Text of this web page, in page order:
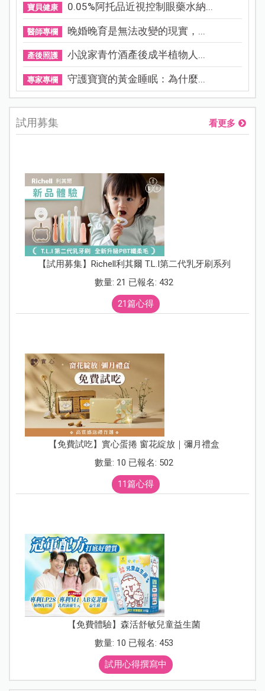
寶貝健康 0.05%阿托品近視控制眼藥水納...
醫師專欄 晚婚晚育是無法改變的現實，...
產後照護 小說家青竹酒產後成半植物人...
專家專欄 守護寶寶的黃金睡眠：為什麼...
試用募集 看更多
【試用募集】Richell利其爾 T.L.I第二代乳牙刷系列
數量: 21 已報名: 432
21篇心得
【免費試吃】實心蛋捲 窗花綻放｜彌月禮盒
數量: 10 已報名: 502
11篇心得
【免費體驗】森活舒敏兒童益生菌
數量: 10 已報名: 453
試用心得撰寫中